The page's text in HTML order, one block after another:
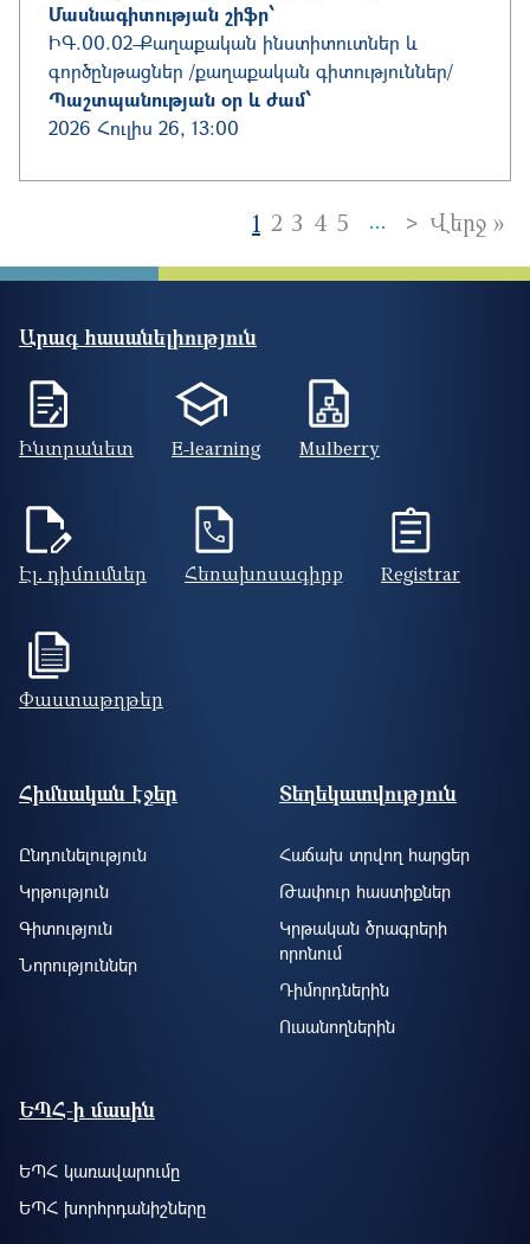
Մասնագիտության շիֆր՝
ԻԳ.00.02-Քաղաքական ինստիտուտներ և
գործընթացներ /քաղաքական գիտություններ/
Պաշտպանության օր և ժամ՝
2026 Հուլիս 26, 13:00
1 2 3 4 5 … > Next page
Վերջ »
Արագ հասանելիություն
Ինտրանետ E-learning Mulberry
Էլ. դիմումներ Հեռախոսագիրք Registrar
Փաստաթղթեր
Footer site information
Հիմնական էջեր
Ընդունելություն
Կրթություն
Գիտություն
Նորություններ
Տեղեկատվություն
Հաճախ տրվող հարցեր
Թափուր հաստիքներ
Կրթական ծրագրերի
որոնում
Դիմորդներին
Ուսանողներին
ԵՊՀ-ի մասին
ԵՊՀ կառավարումը
ԵՊՀ խորհրդանիշները